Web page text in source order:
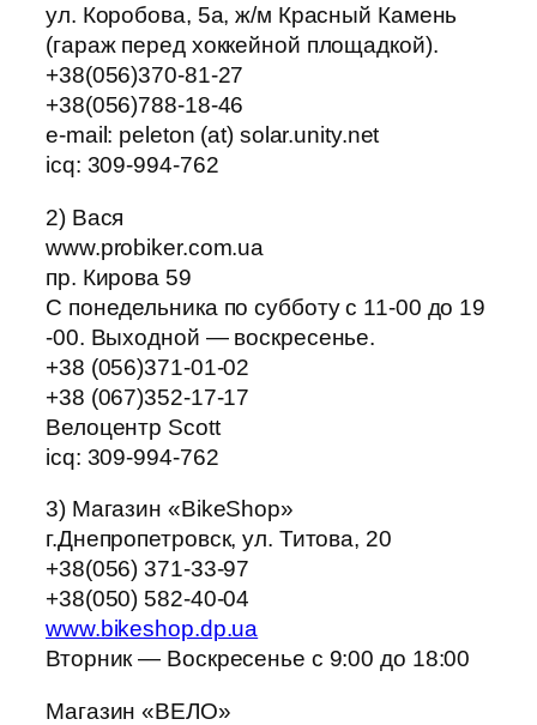
ул. Коробова, 5а, ж/м Красный Камень
(гараж перед хоккейной площадкой).
+38(056)370-81-27
+38(056)788-18-46
е-mail: peleton (at) solar.unity.net
icq: 309-994-762
2) Вася
www.probiker.com.ua
пр. Кирова 59
C понедельника по субботу c 11-00 до 19
-00. Выходной — воскресенье.
+38 (056)371-01-02
+38 (067)352-17-17
Велоцентр Scott
icq: 309-994-762
3) Магазин «BikeShop»
г.Днепропетровск, ул. Титова, 20
+38(056) 371-33-97
+38(050) 582-40-04
www.bikeshop.dp.ua
Вторник — Воскресенье с 9:00 до 18:00
Магазин «ВЕЛО»